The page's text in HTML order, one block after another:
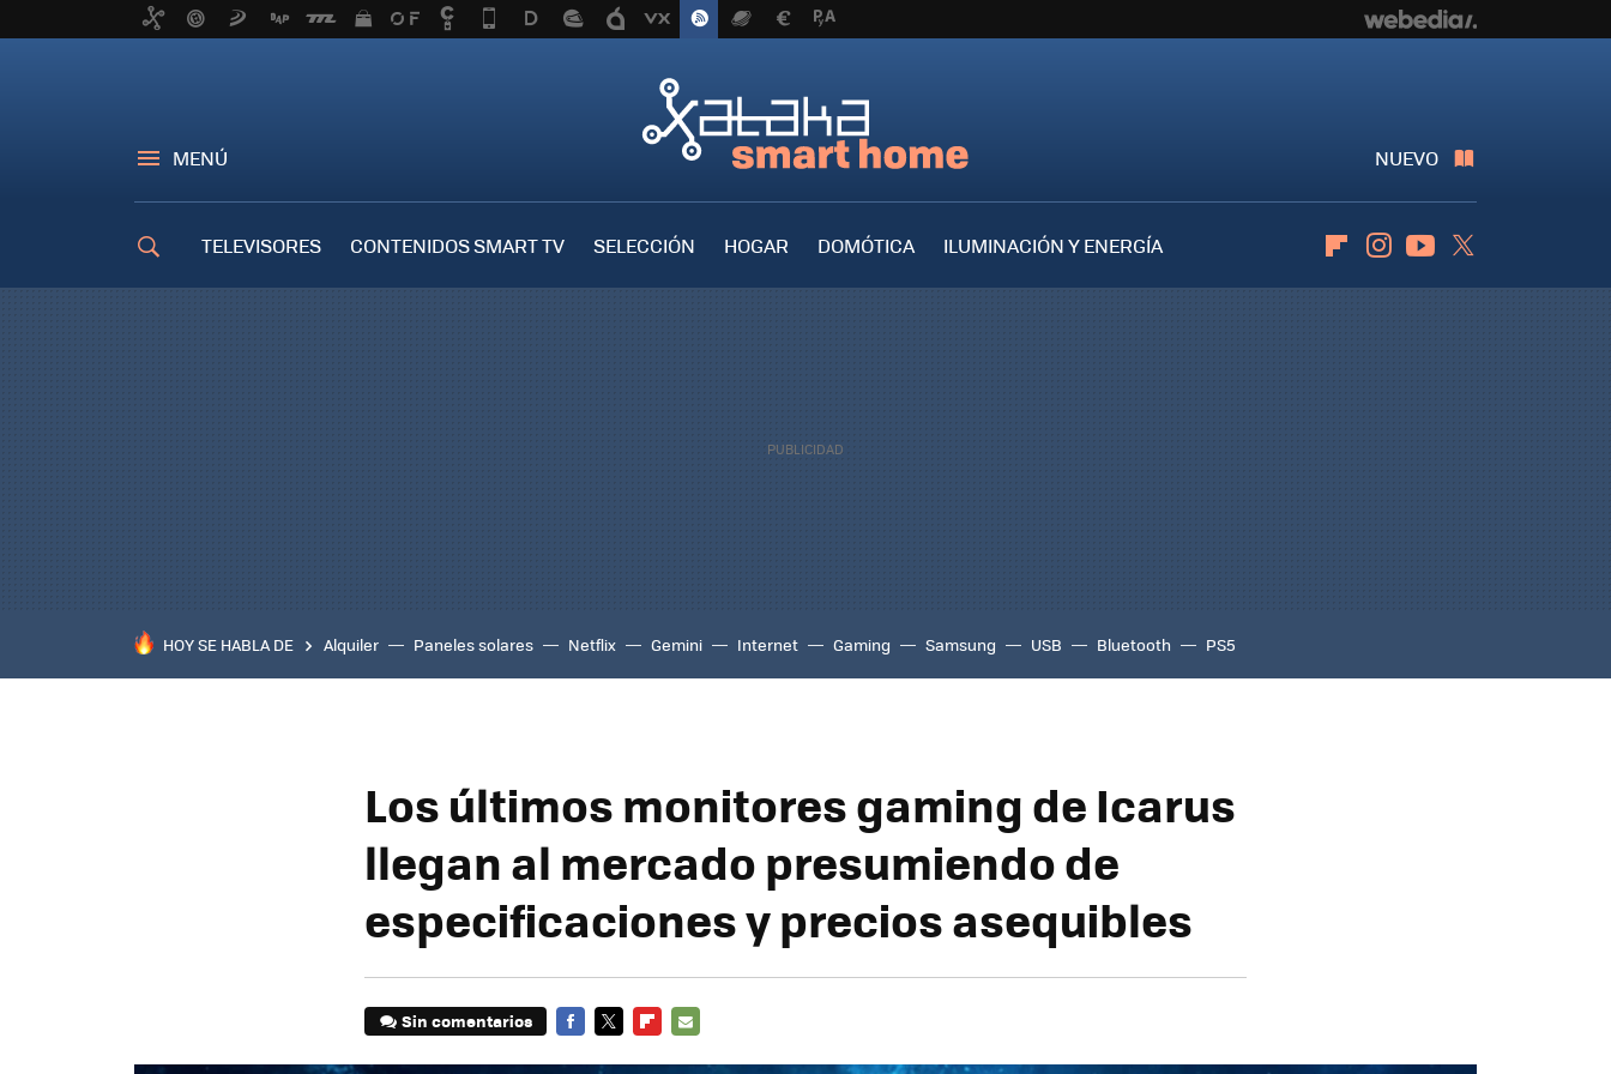
MENÚ NUEVO
TELEVISORES CONTENIDOS SMART TV SELECCIÓN HOGAR DOMÓTICA
ILUMINACIÓN Y ENERGÍA
FlipboardInstagramYoutube
HOY SE HABLA DE Alquiler Paneles solares Netflix Gemini Internet Gaming Samsung USB Bluetooth PS5
Los últimos monitores gaming de Icarus
llegan al mercado presumiendo de
especificaciones y precios asequibles
Sin comentarios